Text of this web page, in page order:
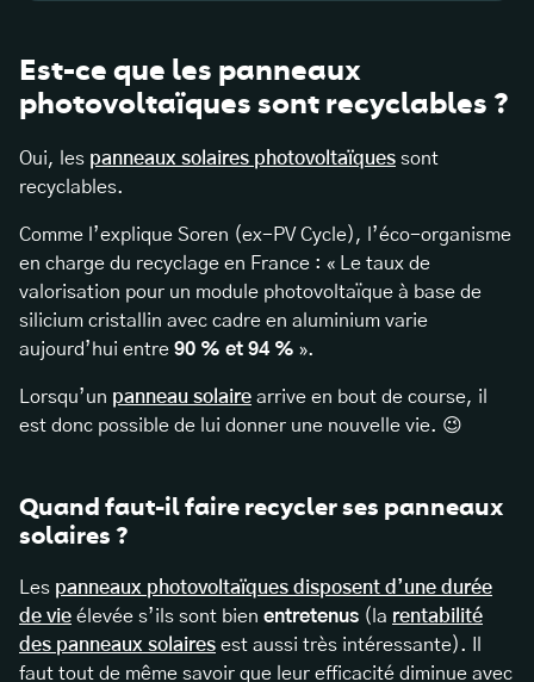
Est-ce que les panneaux
photovoltaïques sont recyclables ?
Oui, les panneaux solaires photovoltaïques sont
recyclables.
Comme l’explique Soren (ex-PV Cycle), l’éco-organisme
en charge du recyclage en France : « Le taux de
valorisation pour un module photovoltaïque à base de
silicium cristallin avec cadre en aluminium varie
aujourd’hui entre 90 % et 94 % ».
Lorsqu’un panneau solaire arrive en bout de course, il
est donc possible de lui donner une nouvelle vie. 😉
Quand faut-il faire recycler ses panneaux
solaires ?
Les panneaux photovoltaïques disposent d’une durée
de vie élevée s’ils sont bien entretenus (la rentabilité
des panneaux solaires est aussi très intéressante). Il
faut tout de même savoir que leur efficacité diminue avec